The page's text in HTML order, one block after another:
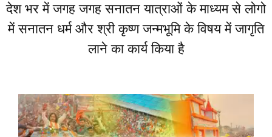
देश भर में जगह जगह सनातन यात्राओं के माध्यम से लोगो
में सनातन धर्म और श्री कृष्ण जन्मभूमि के विषय में जागृति
लाने का कार्य किया है